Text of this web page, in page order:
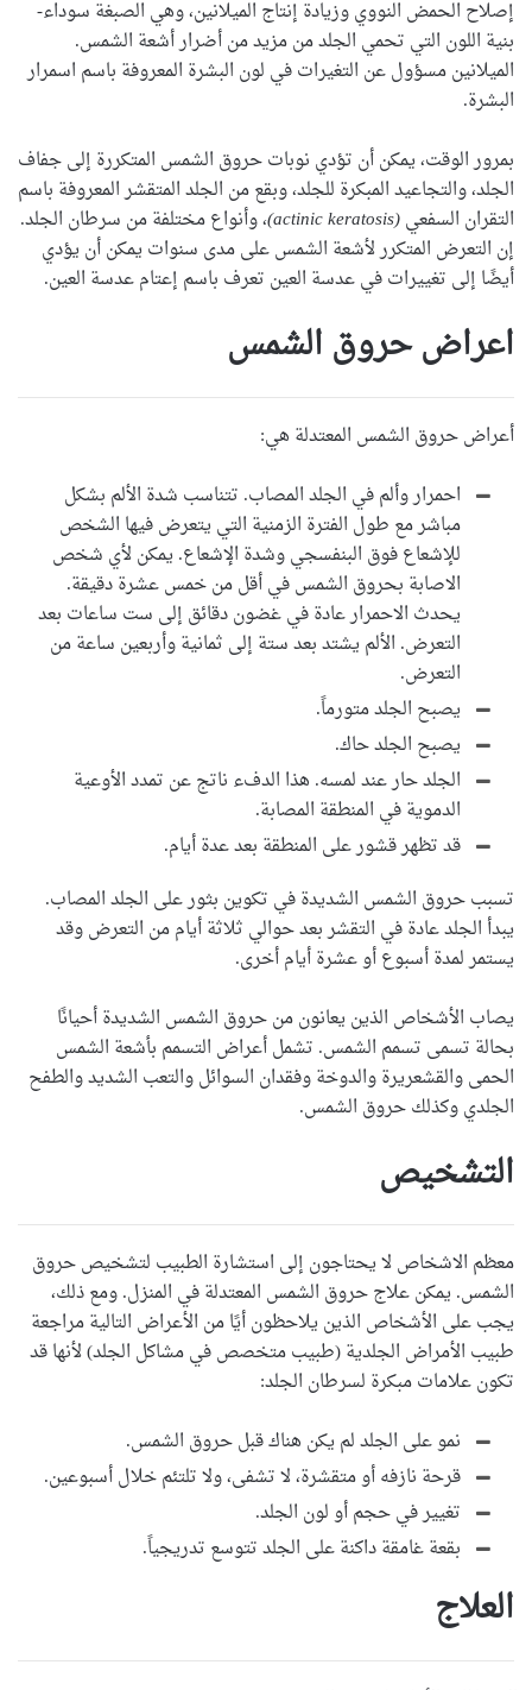
إصلاح الحمض النووي وزيادة إنتاج الميلانين، وهي الصبغة سوداء-
بنية اللون التي تحمي الجلد من مزيد من أضرار أشعة الشمس.
الميلانين مسؤول عن التغيرات في لون البشرة المعروفة باسم اسمرار
البشرة.
بمرور الوقت، يمكن أن تؤدي نوبات حروق الشمس المتكررة إلى جفاف
الجلد، والتجاعيد المبكرة للجلد، وبقع من الجلد المتقشر المعروفة باسم
التقران السفعي(actinic keratosis)
، وأنواع مختلفة من سرطان الجلد.
إن التعرض المتكرر لأشعة الشمس على مدى سنوات يمكن أن يؤدي
أيضًا إلى تغييرات في عدسة العين تعرف باسم إعتام عدسة العين.
اعراض حروق الشمس
أعراض حروق الشمس المعتدلة هي:
احمرار وألم في الجلد المصاب. تتناسب شدة الألم بشكل
مباشر مع طول الفترة الزمنية التي يتعرض فيها الشخص
للإشعاع فوق البنفسجي وشدة الإشعاع. يمكن لأي شخص
الاصابة بحروق الشمس في أقل من خمس عشرة دقيقة.
يحدث الاحمرار عادة في غضون دقائق إلى ست ساعات بعد
التعرض. الألم يشتد بعد ستة إلى ثمانية وأربعين ساعة من
التعرض.
يصبح الجلد متورماً.
يصبح الجلد حاك.
الجلد حار عند لمسه. هذا الدفء ناتج عن تمدد الأوعية
الدموية في المنطقة المصابة.
قد تظهر قشور على المنطقة بعد عدة أيام.
تسبب حروق الشمس الشديدة في تكوين بثور على الجلد المصاب.
يبدأ الجلد عادة في التقشر بعد حوالي ثلاثة أيام من التعرض وقد
يستمر لمدة أسبوع أو عشرة أيام أخرى.
يصاب الأشخاص الذين يعانون من حروق الشمس الشديدة أحيانًا
بحالة تسمى تسمم الشمس. تشمل أعراض التسمم بأشعة الشمس
الحمى والقشعريرة والدوخة وفقدان السوائل والتعب الشديد والطفح
الجلدي وكذلك حروق الشمس.
التشخيص
معظم الاشخاص لا يحتاجون إلى استشارة الطبيب لتشخيص حروق
الشمس. يمكن علاج حروق الشمس المعتدلة في المنزل. ومع ذلك،
يجب على الأشخاص الذين يلاحظون أيًا من الأعراض التالية مراجعة
طبيب الأمراض الجلدية (طبيب متخصص في مشاكل الجلد) لأنها قد
تكون علامات مبكرة لسرطان الجلد:
نمو على الجلد لم يكن هناك قبل حروق الشمس.
قرحة نازفه أو متقشرة، لا تشفى، ولا تلتئم خلال أسبوعين.
تغيير في حجم أو لون الجلد.
بقعة غامقة داكنة على الجلد تتوسع تدريجياً.
العلاج